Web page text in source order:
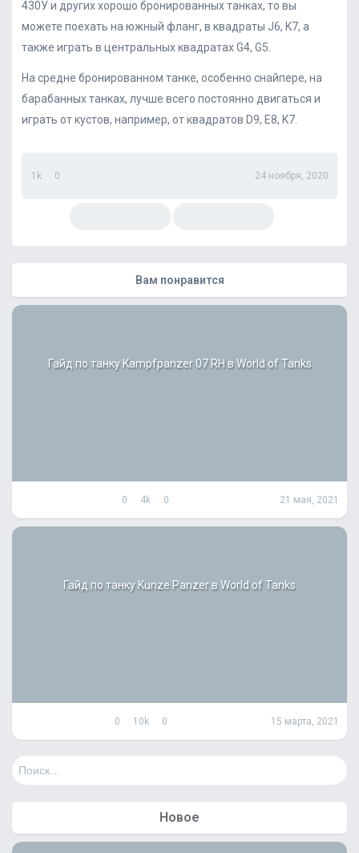
430У и других хорошо бронированных танках, то вы
можете поехать на южный фланг, в квадраты J6, K7, а
также играть в центральных квадратах G4, G5.
На средне бронированном танке, особенно снайпере, на
барабанных танках, лучше всего постоянно двигаться и
играть от кустов, например, от квадратов D9, E8, K7.
1k 0 24 ноября, 2020
Вам понравится
Гайд по танку Kampfpanzer 07 RH в World of Tanks
0 4k 0 21 мая, 2021
Гайд по танку Kunze Panzer в World of Tanks
0 10k 0 15 марта, 2021
Н
и
Новое